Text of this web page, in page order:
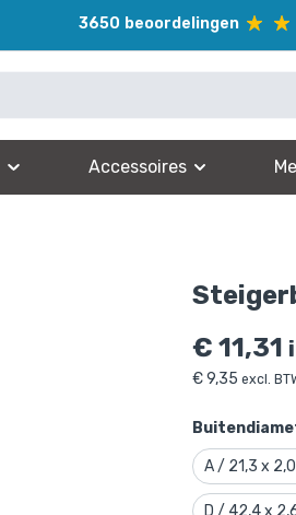
3650 beoordelingen
Accessoires
€11,31
€9,35 excl.
A / 21,3 x
D / 42,4 x